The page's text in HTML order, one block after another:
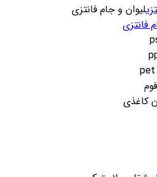
لیوان و جام فانتزی
فانتزی
کاغذی